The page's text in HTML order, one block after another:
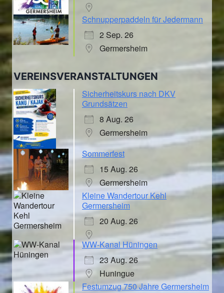
Schnupperpaddeln für Jedermann
2 Sep. 26
Germersheim
VEREINSVERANSTALTUNGEN
Sicherheitskurs nach DKV
Grundsätzen
8 Aug. 26
Germersheim
Sommerfest
15 Aug. 26
Germersheim
Kleine Wandertour Kehl
Germersheim
20 Aug. 26
WW-Kanal Hüningen
23 Aug. 26
Huningue
Festumzug 750 Jahre Germersheim